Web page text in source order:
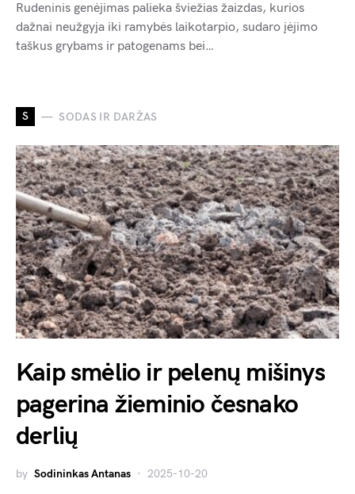
Rudeninis genėjimas palieka šviežias žaizdas, kurios
dažnai neužgyja iki ramybės laikotarpio, sudaro įėjimo
taškus grybams ir patogenams bei…
S SODAS IR DARŽAS
Kaip smėlio ir pelenų mišinys
pagerina žieminio česnako
derlių
by Sodininkas Antanas 2025-10-20